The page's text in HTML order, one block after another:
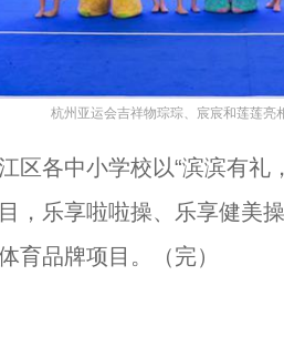
杭州亚运会吉祥物琮琮、宸宸和莲莲亮
各中小学校以“滨滨有礼
，乐享啦啦操、乐享健美
育品牌项目。（完）